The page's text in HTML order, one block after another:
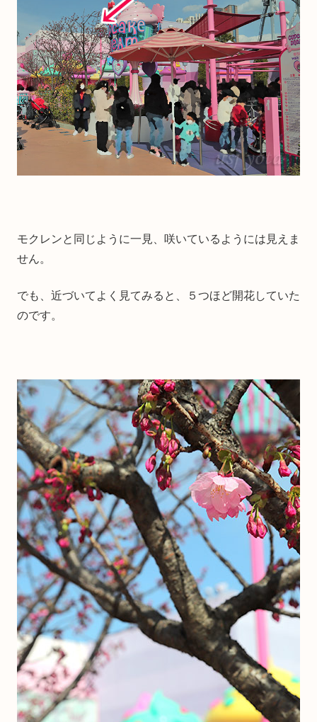
モクレンと同じように一見、咲いているようには見えま
せん。
でも、近づいてよく見てみると、５つほど開花していた
のです。